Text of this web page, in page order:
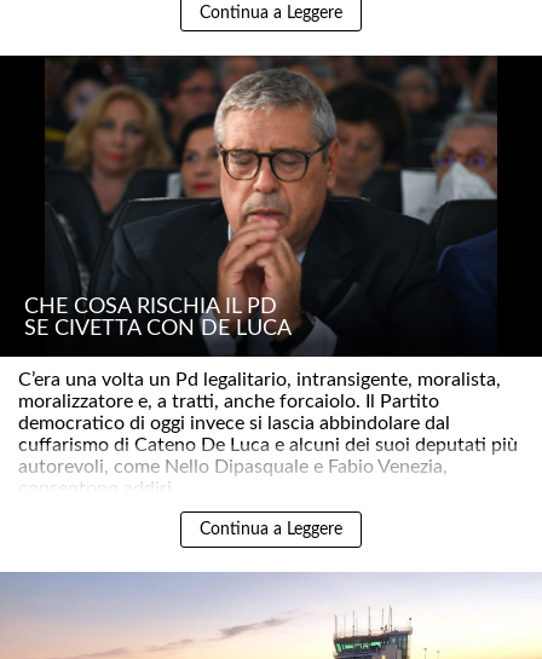
Continua a Leggere
CHE COSA RISCHIA IL PD
SE CIVETTA CON DE LUCA
C’era una volta un Pd legalitario, intransigente, moralista,
moralizzatore e, a tratti, anche forcaiolo. Il Partito
democratico di oggi invece si lascia abbindolare dal
cuffarismo di Cateno De Luca e alcuni dei suoi deputati più
autorevoli, come Nello Dipasquale e Fabio Venezia,
consentono addiri..
Continua a Leggere